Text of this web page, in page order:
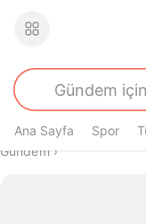
Ana Sayfa Spor
Buradasın
Gündem›